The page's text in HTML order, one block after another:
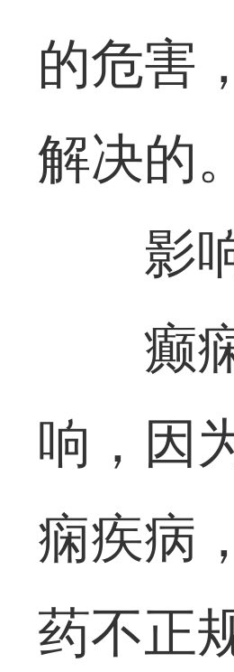
的危害
解决的。
影
癫
响，因
痫疾病
药不正